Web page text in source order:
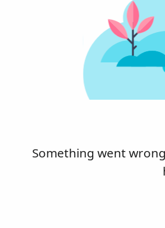
Something went